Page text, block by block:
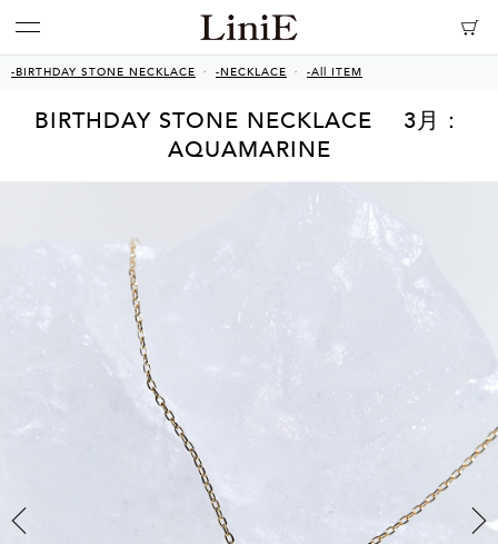
-BIRTHDAY STONE NECKLACE -NECKLACE -All ITEM
BIRTHDAY STONE NECKLACE 3月：
AQUAMARINE